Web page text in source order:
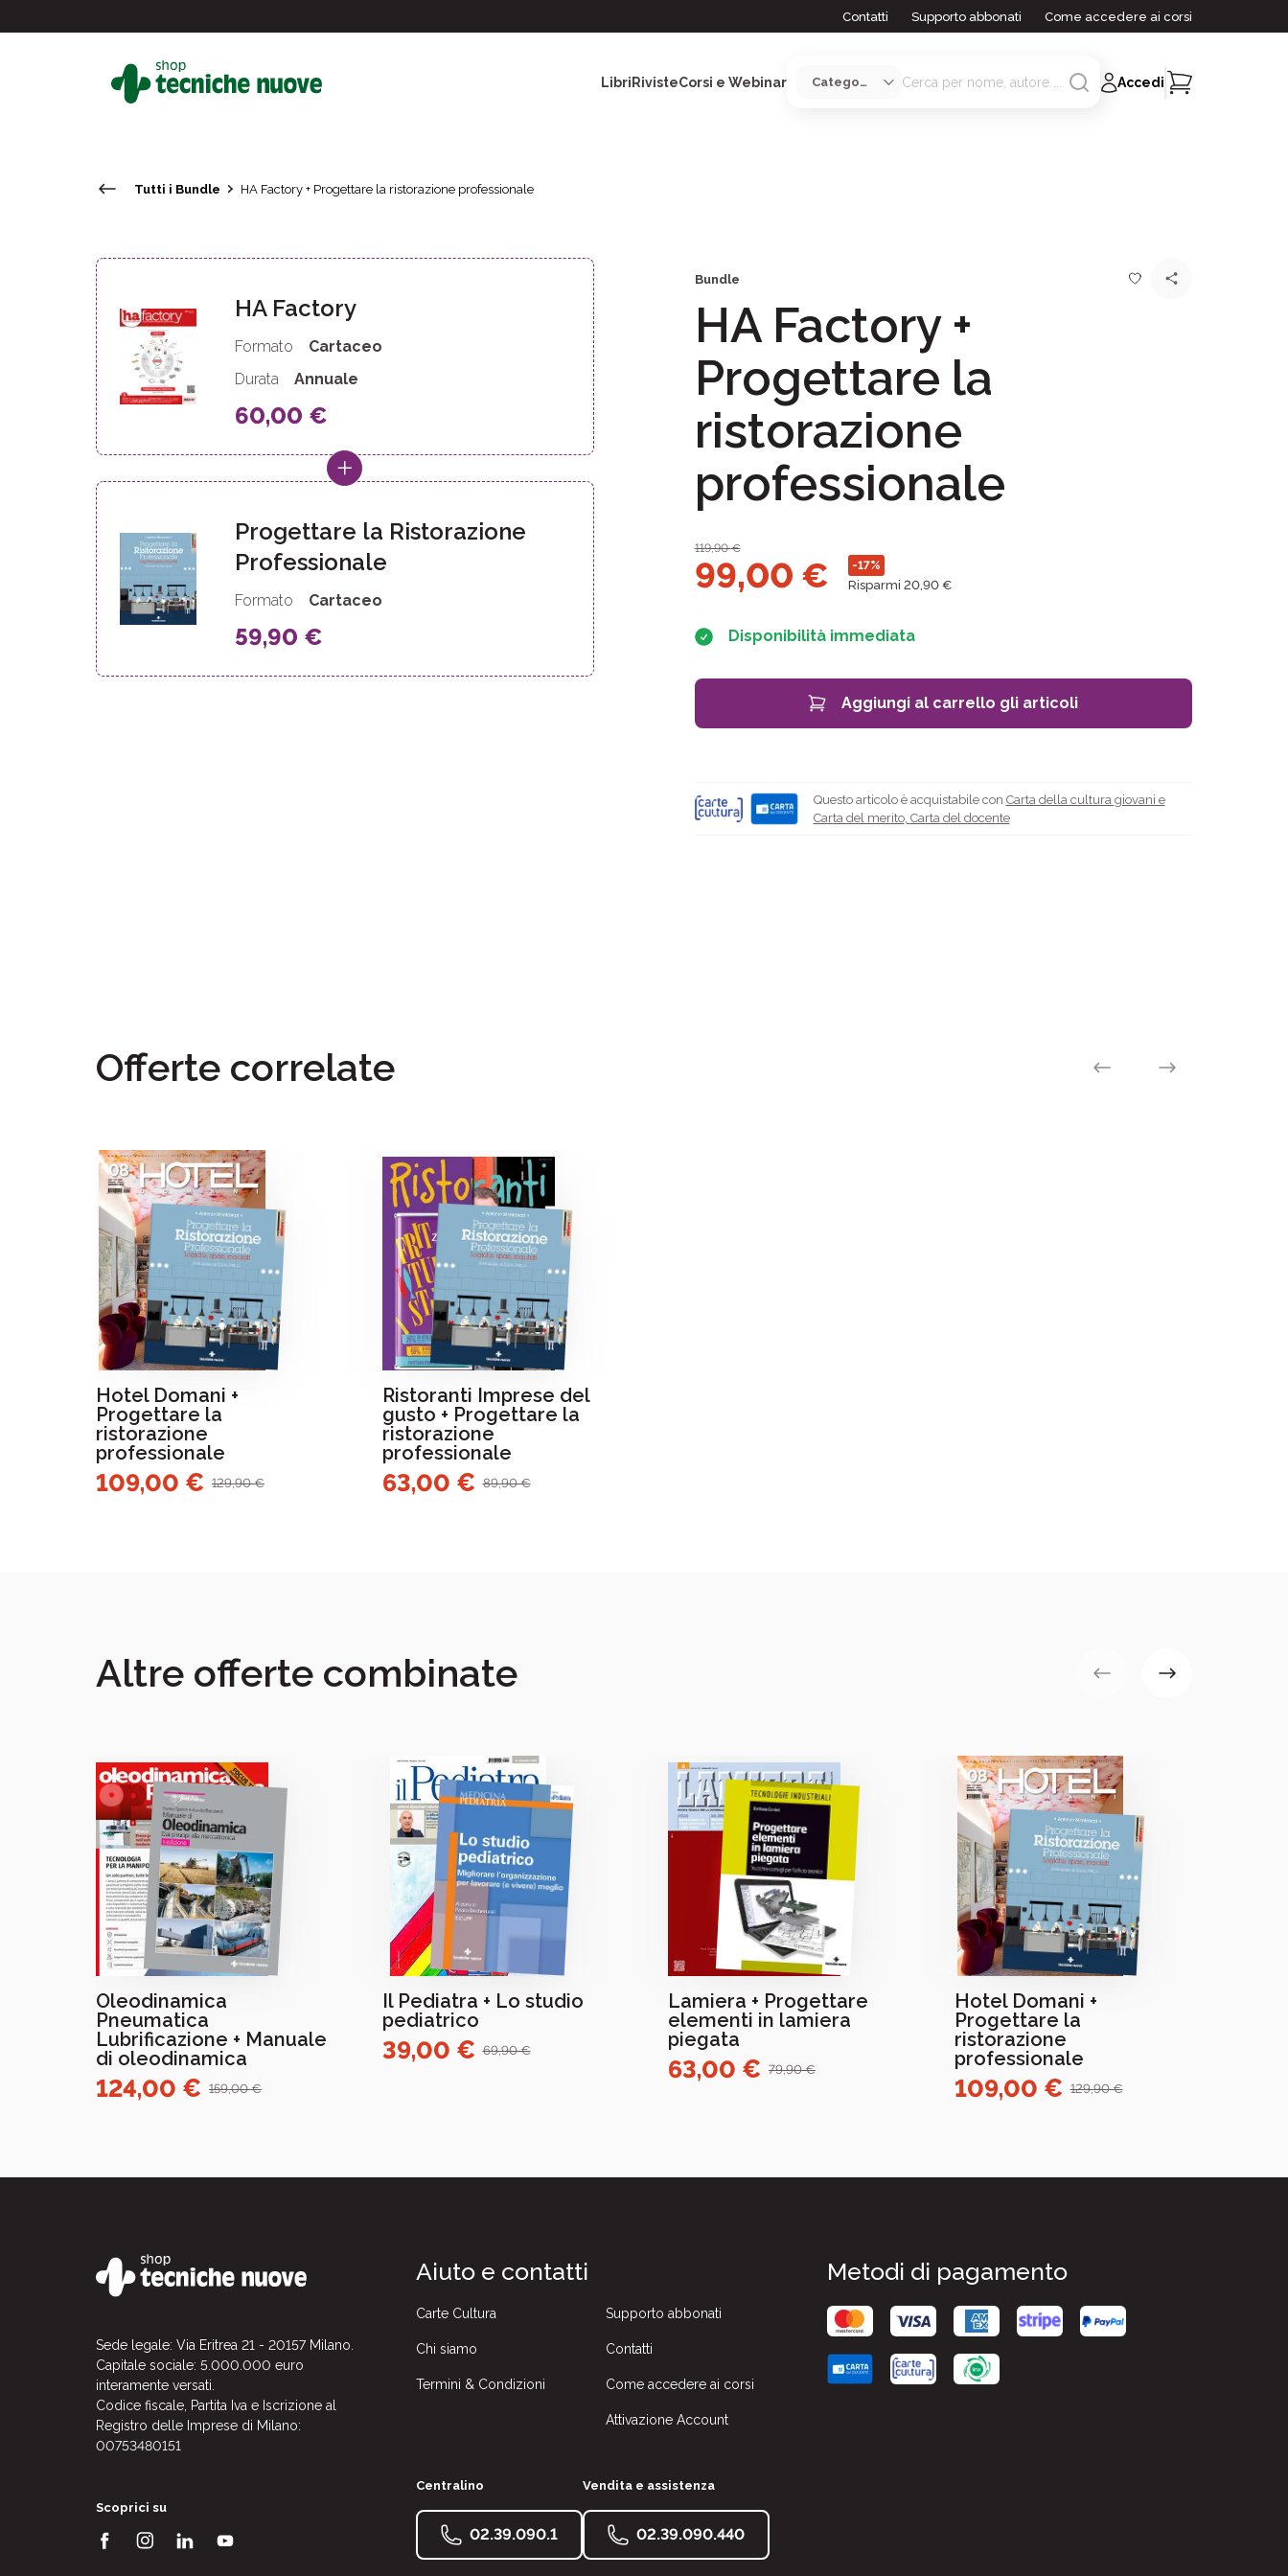
Contatti Supporto abbonati Come accedere ai corsi
LibriRivisteCorsi e Webinar Accedi
Tutti i Bundle HA Factory + Progettare la ristorazione professionale
HA Factory
Formato
Cartaceo
Durata
Annuale
60,00 €
Progettare la Ristorazione
Professionale
Formato Cartaceo
59,90 €
Bundle
HA Factory +
Progettare la
ristorazione
professionale
119,90€
99,00 € -17%
Risparmi 20,90 €
Disponibilità immediata
Aggiungi al carrello gli articoli
Questo articolo è acquistabile con Carta della cultura giovani e
Carta del merito, Carta del docente
Offerte correlate
Hotel Domani +
Progettare la
ristorazione
professionale
109,00 € 129,90 €
Ristoranti Imprese del
gusto + Progettare la
ristorazione
professionale
63,00 € 89,90 €
Altre offerte combinate
Oleodinamica
Pneumatica
Lubrificazione + Manuale
di oleodinamica
124,00 € 159,00 €
Il Pediatra + Lo studio
pediatrico
39,00 € 69,90 €
Lamiera + Progettare
elementi in lamiera
piegata
63,00 € 79,90 €
Hotel Domani +
Progettare la
ristorazione
professionale
109,00 € 129,90 €
Sede legale: Via Eritrea 21 - 20157 Milano.
Capitale sociale: 5.000.000 euro
interamente versati.
Codice fiscale, Partita Iva e Iscrizione al
Registro delle Imprese di Milano:
00753480151
Scoprici su
Aiuto e contatti
Carte Cultura
Chi siamo
Termini & Condizioni
Supporto abbonati
Contatti
Come accedere ai corsi
Attivazione Account
Centralino
02.39.090.1
Vendita e assistenza
02.39.090.440
Metodi di pagamento